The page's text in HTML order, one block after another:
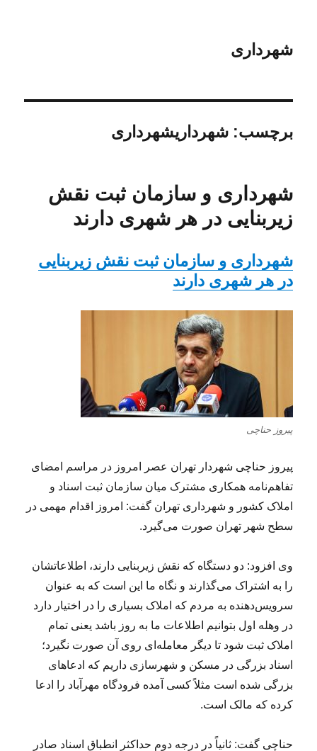
شهرداری
برچسب:شهرداریشهرداری
شهرداری و سازمان ثبت نقش
زیربنایی در هر شهری دارند
شهرداری و سازمان ثبت نقش زیربنایی
در هر شهری دارند
پیروز حناچی
پیروز حناچی شهردار تهران عصر امروز در مراسم امضای
تفاهم‌نامه همکاری مشترک میان سازمان ثبت اسناد و
املاک کشور و شهرداری تهران گفت: امروز اقدام مهمی در
سطح شهر تهران صورت می‌گیرد.
وی افزود: دو دستگاه که نقش زیربنایی دارند، اطلاعاتشان
را به اشتراک می‌گذارند و نگاه ما این است که به عنوان
سرویس‌دهنده به مردم که املاک بسیاری را در اختیار دارد
در وهله اول بتوانیم اطلاعات ما به روز باشد یعنی تمام
املاک ثبت شود تا دیگر معامله‌ای روی آن صورت نگیرد؛
اسناد بزرگی در مسکن و شهرسازی داریم که ادعاهای
بزرگی شده است مثلاً کسی آمده فرودگاه مهرآباد را ادعا
کرده که مالک است.
حناچی گفت: ثانیاً در درجه دوم حداکثر انطباق اسناد صادر